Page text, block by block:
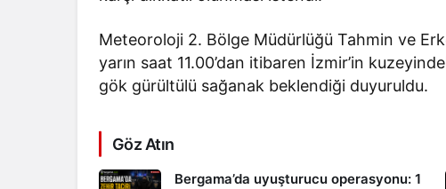
Meteoroloji 2. Bölge Müdürlüğü Tahmin ve
yarın saat 11.00’dan itibaren İzmir’in
gök gürültülü sağanak beklendiği duyuruldu.
Göz Atın
Bergama’da uyuşturucu operasyonu: 1